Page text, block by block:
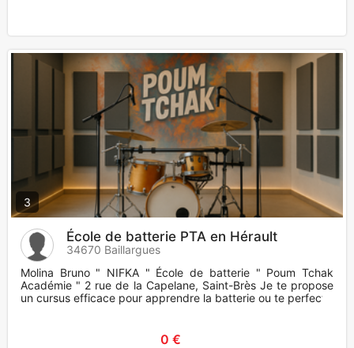
3
École de batterie PTA en Hérault
34670 Baillargues
Molina Bruno " NIFKA " École de batterie " Poum Tchak
Académie " 2 rue de la Capelane, Saint-Brès Je te propose
un cursus efficace pour apprendre la batterie ou te perfect
0 €